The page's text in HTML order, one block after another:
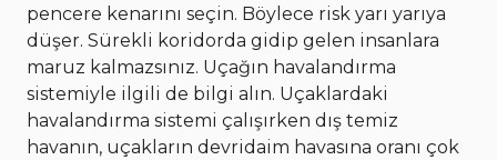
pencere kenarını seçin. Böylece risk yarı yarıya
düşer. Sürekli koridorda gidip gelen insanlara
maruz kalmazsınız. Uçağın havalandırma
sistemiyle ilgili de bilgi alın. Uçaklardaki
havalandırma sistemi çalışırken dış temiz
havanın, uçakların devridaim havasına oranı çok